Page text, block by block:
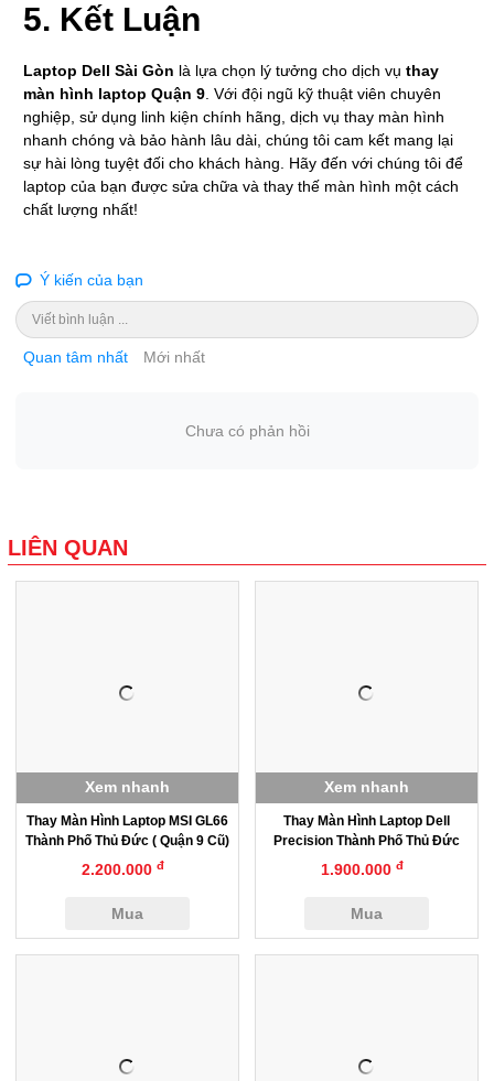
5. Kết Luận
Laptop Dell Sài Gòn là lựa chọn lý tưởng cho dịch vụ thay
màn hình laptop Quận 9. Với đội ngũ kỹ thuật viên chuyên
nghiệp, sử dụng linh kiện chính hãng, dịch vụ thay màn hình
nhanh chóng và bảo hành lâu dài, chúng tôi cam kết mang lại
sự hài lòng tuyệt đối cho khách hàng. Hãy đến với chúng tôi để
laptop của bạn được sửa chữa và thay thế màn hình một cách
chất lượng nhất!
Ý kiến của bạn
Viết bình luận ...
Quan tâm nhất Mới nhất
Chưa có phản hồi
LIÊN QUAN
Thay Màn Hình Laptop MSI GL66
Thành Phố Thủ Đức ( Quận 9 Cũ)
2.200.000đ
Mua
Xem nhanh
Thay Màn Hình Laptop Dell
Precision Thành Phố Thủ Đức
1.900.000đ
Mua
Xem nhanh